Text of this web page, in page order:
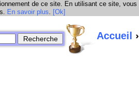
de ce site. En utilisant ce site, vous
En savoir plus. [Ok]
Accueil